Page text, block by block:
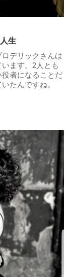
生
デリックさんは
ます。2人とも
者になることだ
いたんですね。